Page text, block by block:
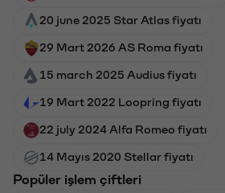
20 june 2025 Star Atlas fiyatı
29 Mart 2026 AS Roma fiyatı
15 march 2025 Audius fiyatı
19 Mart 2022 Loopring fiyatı
22 july 2024 Alfa Romeo fiyatı
14 Mayıs 2020 Stellar fiyatı
Popüler işlem çiftleri